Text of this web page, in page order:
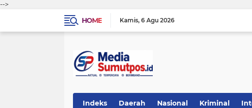
-->
HOME
Kamis 6 Agu 2026
Indeks Daerah Nasional Kriminal